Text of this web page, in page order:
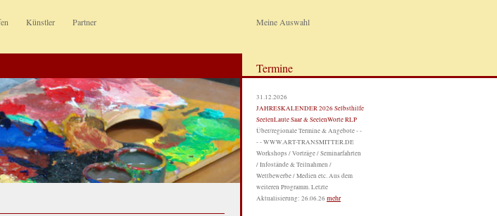
Künstler Partner Meine Auswahl
Termine
31.12.2026
JAHRESKALENDER 2026 Selbsthilfe
SeelenLaute Saar & SeelenWorte RLP
Über/regionale Termine & Angebote - -
- - WWW.ART-TRANSMITTER.DE
Workshops / Vorträge / Seminarfahrten
/ Infostände & Teilnahmen /
Wettbewerbe / Medien etc. Aus dem
weiteren Programm. Letzte
Aktualisierung: 26.06.26 mehr